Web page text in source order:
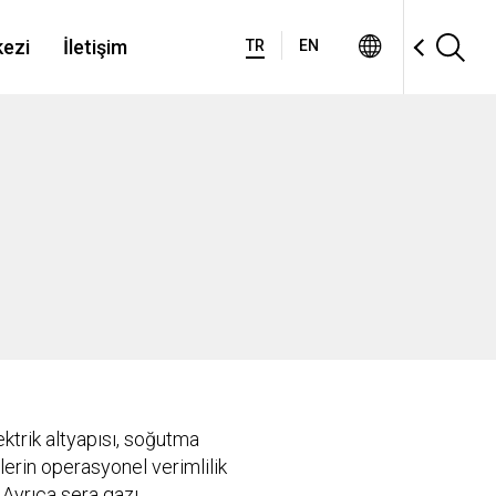
TR EN
İletişim
altyapısı, soğutma
operasyonel verimlilik